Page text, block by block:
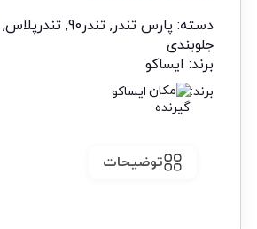
دسته: پارس تندر, تندر90 , تندرپلاس,
جلوبندی
برند: ایساکو
برند: ایساکو
توضیحات